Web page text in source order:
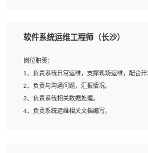
1、3年以上运营或解决方案的工作经验。
征，可独立提出完整的优化方案,并推动方案执
WORD、EXCEL等办公软件；
3、深入理解公司各项AI产品和技术信息；具
PPT、方案建议书等，面试时需携带个人制作
软件系统运维工程师（长沙）
岗位职责：
1、负责系统日常运维，支撑现场运维，配合开
2、负责与沟通问题，汇报情况。
3、负责系统相关数据处理。
4、负责系统运维相关文档编写。